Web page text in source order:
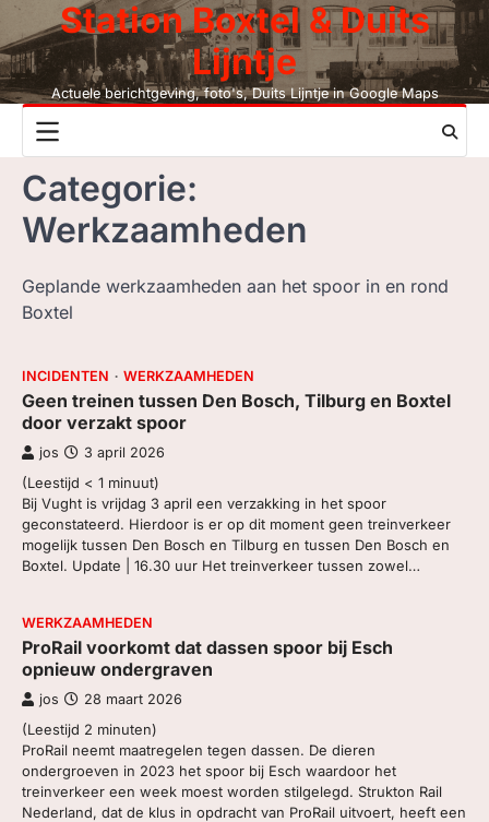
Skip
to
content
Station Boxtel & Duits
Lijntje
Actuele berichtgeving, foto's, Duits Lijntje in Google Maps
DUITS LIJNTJE
STATION BOXTEL
LEESMIJ!
ZOEK, NIET BC
LEZEN BC, JAAR
ZOEK, IN BC
Categorie:
Werkzaamheden
Geplande werkzaamheden aan het spoor in en rond
Boxtel
INCIDENTEN WERKZAAMHEDEN
Geen treinen tussen Den Bosch, Tilburg en Boxtel
door verzakt spoor
jos 3 april 2026
(Leestijd < 1 minuut)
Bij Vught is vrijdag 3 april een verzakking in het spoor
geconstateerd. Hierdoor is er op dit moment geen treinverkeer
mogelijk tussen Den Bosch en Tilburg en tussen Den Bosch en
Boxtel. Update | 16.30 uur Het treinverkeer tussen zowel…
WERKZAAMHEDEN
ProRail voorkomt dat dassen spoor bij Esch
opnieuw ondergraven
jos 28 maart 2026
(Leestijd 2 minuten)
ProRail neemt maatregelen tegen dassen. De dieren
ondergroeven in 2023 het spoor bij Esch waardoor het
treinverkeer een week moest worden stilgelegd. Strukton Rail
Nederland, dat de klus in opdracht van ProRail uitvoert, heeft een